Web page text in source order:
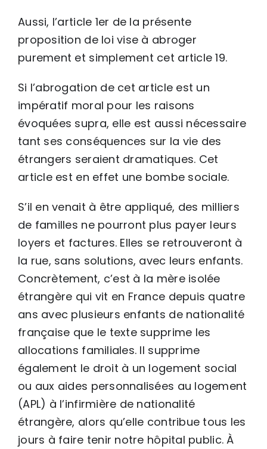
Aussi, l’article 1er de la présente
proposition de loi vise à abroger
purement et simplement cet article 19.
Si l’abrogation de cet article est un
impératif moral pour les raisons
évoquées supra, elle est aussi nécessaire
tant ses conséquences sur la vie des
étrangers seraient dramatiques. Cet
article est en effet une bombe sociale.
S’il en venait à être appliqué, des milliers
de familles ne pourront plus payer leurs
loyers et factures. Elles se retrouveront à
la rue, sans solutions, avec leurs enfants.
Concrètement, c’est à la mère isolée
étrangère qui vit en France depuis quatre
ans avec plusieurs enfants de nationalité
française que le texte supprime les
allocations familiales. Il supprime
également le droit à un logement social
ou aux aides personnalisées au logement
(APL) à l’infirmière de nationalité
étrangère, alors qu’elle contribue tous les
jours à faire tenir notre hôpital public. À